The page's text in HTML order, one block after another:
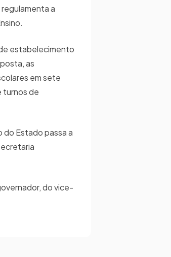
a
estabelecimento
as
em sete
turnos de
Estado passa a
do vice-